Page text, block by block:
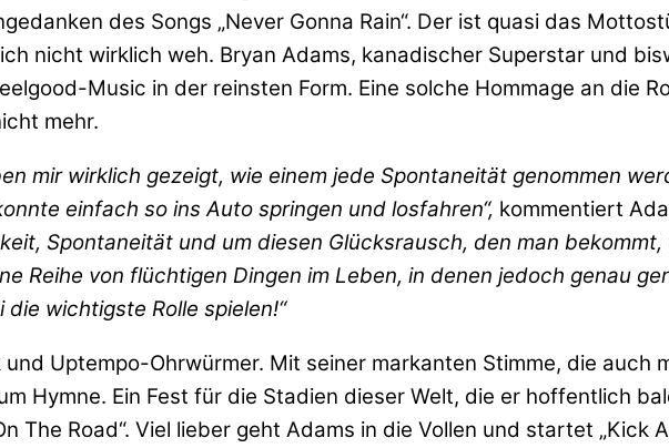
des Songs „Never Gonna Rain“. Der ist quasi das
nicht wirklich weh. Bryan Adams, kanadischer Superstar und
Music in der reinsten Form. Eine solche Hommage an die
mehr.
mir wirklich gezeigt, wie einem jede Spontaneität genommen
einfach so ins Auto springen und losfahren“, kommentiert
Spontaneität und um diesen Glücksrausch, den man
Reihe von flüchtigen Dingen im Leben, in denen jedoch genau
wichtigste Rolle spielen!“
Uptempo-Ohrwürmer. Mit seiner markanten Stimme, die auch
Hymne. Ein Fest für die Stadien dieser Welt, die er hoffentlich
The Road“. Viel lieber geht Adams in die Vollen und startet „Kick